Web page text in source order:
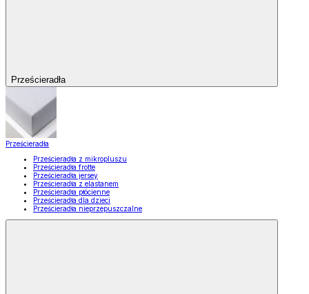
Prześcieradła
Prześcieradła
Prześcieradła z mikropluszu
Prześcieradła frotte
Prześcieradła jersey
Prześcieradła z elastanem
Prześcieradła płócienne
Prześcieradła dla dzieci
Prześcieradła nieprzepuszczalne